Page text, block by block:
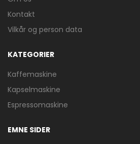
Kontakt
Vilkår og person data
KATEGORIER
Kaffemaskine
Kapselmaskine
Espressomaskine
EMNE SIDER